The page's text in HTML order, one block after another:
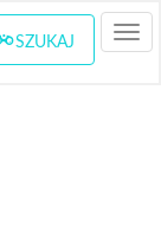
SZUKAJ